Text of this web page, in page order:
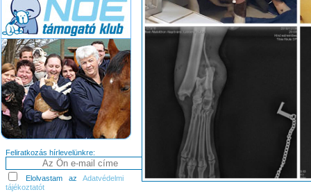
Feliratkozás hírlevelünkre:
Elolvastam az Adatvédelmi
tájékoztatót